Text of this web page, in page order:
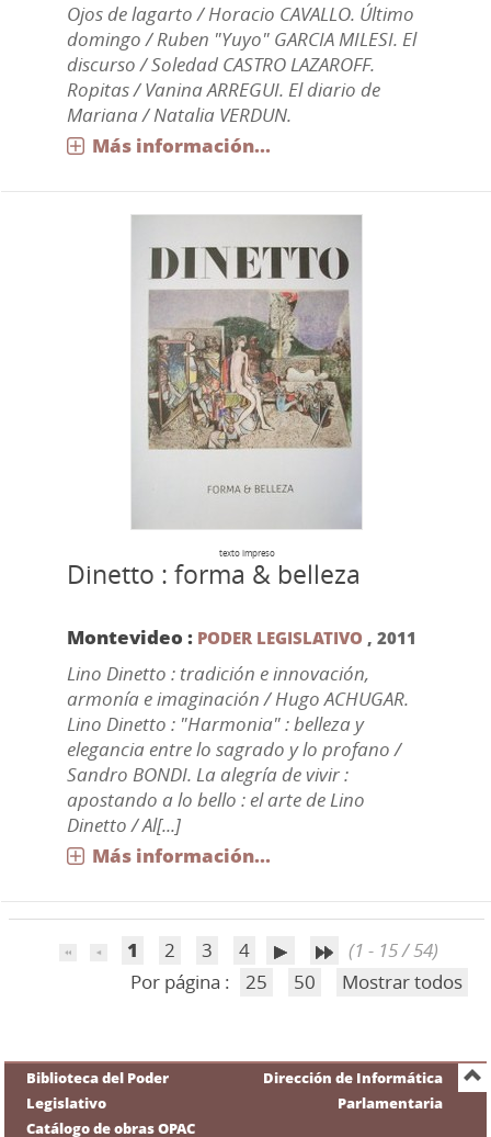
Ojos de lagarto / Horacio CAVALLO. Último
domingo / Ruben "Yuyo" GARCIA MILESI. El
discurso / Soledad CASTRO LAZAROFF.
Ropitas / Vanina ARREGUI. El diario de
Mariana / Natalia VERDUN.
Más información...
texto impreso
Dinetto : forma & belleza
Montevideo : PODER LEGISLATIVO , 2011
Lino Dinetto : tradición e innovación,
armonía e imaginación / Hugo ACHUGAR.
Lino Dinetto : "Harmonia" : belleza y
elegancia entre lo sagrado y lo profano /
Sandro BONDI. La alegría de vivir :
apostando a lo bello : el arte de Lino
Dinetto / Al[...]
Más información...
1 2 3 4
(1 - 15 / 54)
Por página :
25 50 Mostrar todos
Biblioteca del Poder
Legislativo
Catálogo de obras OPAC
Dirección de Informática
Parlamentaria